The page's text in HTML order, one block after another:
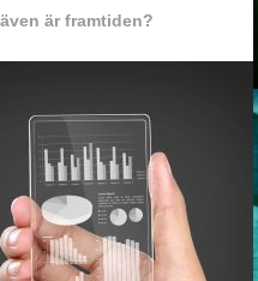
är framtiden?